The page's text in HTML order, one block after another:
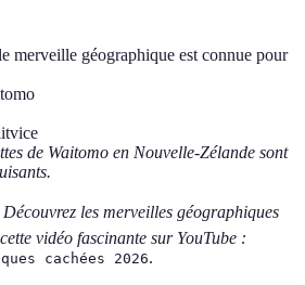
merveille géographique est connue pour
de Waitomo en Nouvelle-Zélande sont
Découvrez les merveilles géographiques
vidéo fascinante sur YouTube :
cachées 2026.